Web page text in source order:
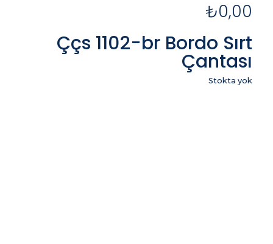
₺0,00
Ççs 1102-br Bordo Sırt
Çantası
Stokta yok